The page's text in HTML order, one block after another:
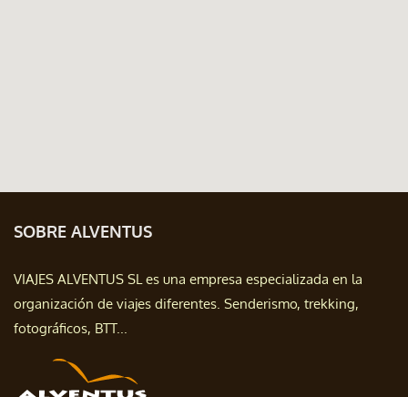
SOBRE ALVENTUS
VIAJES ALVENTUS SL es una empresa especializada en la
organización de viajes diferentes. Senderismo, trekking,
fotográficos, BTT...